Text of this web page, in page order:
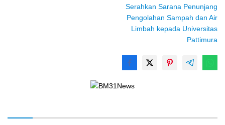
Serahkan Sarana Penunjang
Pengolahan Sampah dan Air
Limbah kepada Universitas
Pattimura